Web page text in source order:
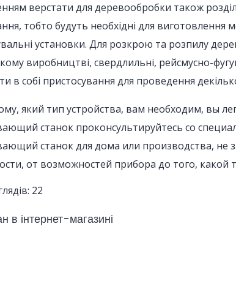
верстати для деревообробки також
тобто будуть необхідні для
установки. Для розкрою та розпилу
виробництві, свердлильні, рейсмусно-
в собі пристосування для проведення
який тип устройства, вам необходим, вы
станок проконсультируйтесь со
станок для дома или производства,
от возможностей прибора до того,
22
в інтернет-магазині